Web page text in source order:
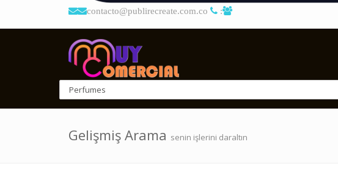
contacto@publirecreate.com.co :
Gelişmiş Arama senin işlerini daraltın